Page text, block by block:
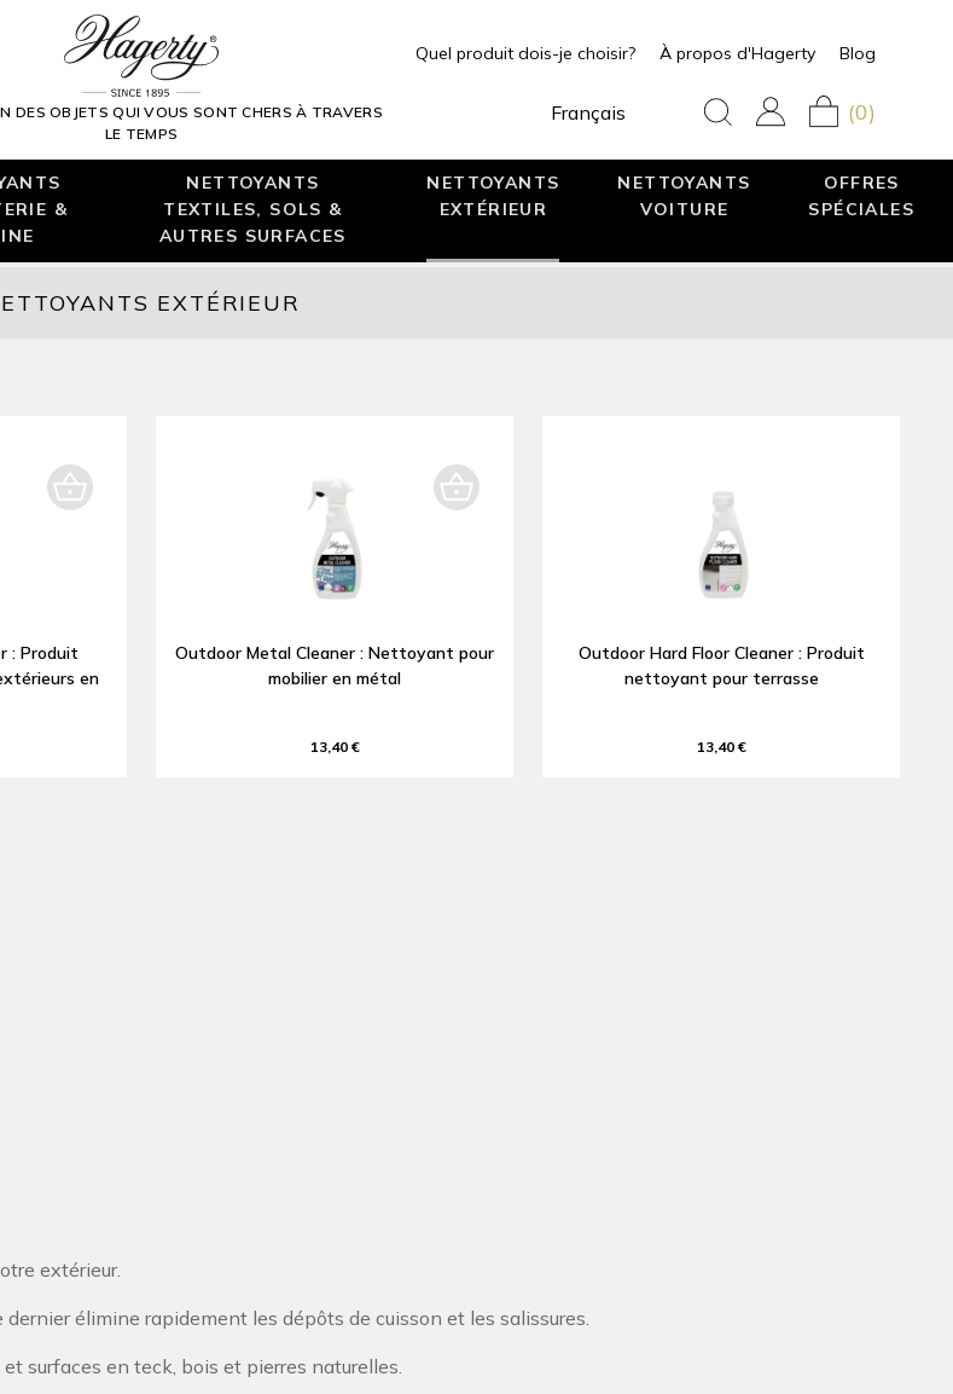
DES OBJETS QUI VOUS SONT CHERS À TRAVERS
LE TEMPS
Quel produit dois-je choisir? À propos d'Hagerty Blog
Français (0)
&
NETTOYANTS
TEXTILES, SOLS &
AUTRES SURFACES
NETTOYANTS
EXTÉRIEUR
NETTOYANTS
VOITURE
OFFRES
SPÉCIALES
EXTÉRIEUR
: Produit
en
Outdoor Metal Cleaner : Nettoyant pour
mobilier en métal
13,40 €
Outdoor Hard Floor Cleaner : Produit
nettoyant pour terrasse
13,40 €
extérieur.
élimine rapidement les dépôts de cuisson et les salissures.
surfaces en teck, bois et pierres naturelles.